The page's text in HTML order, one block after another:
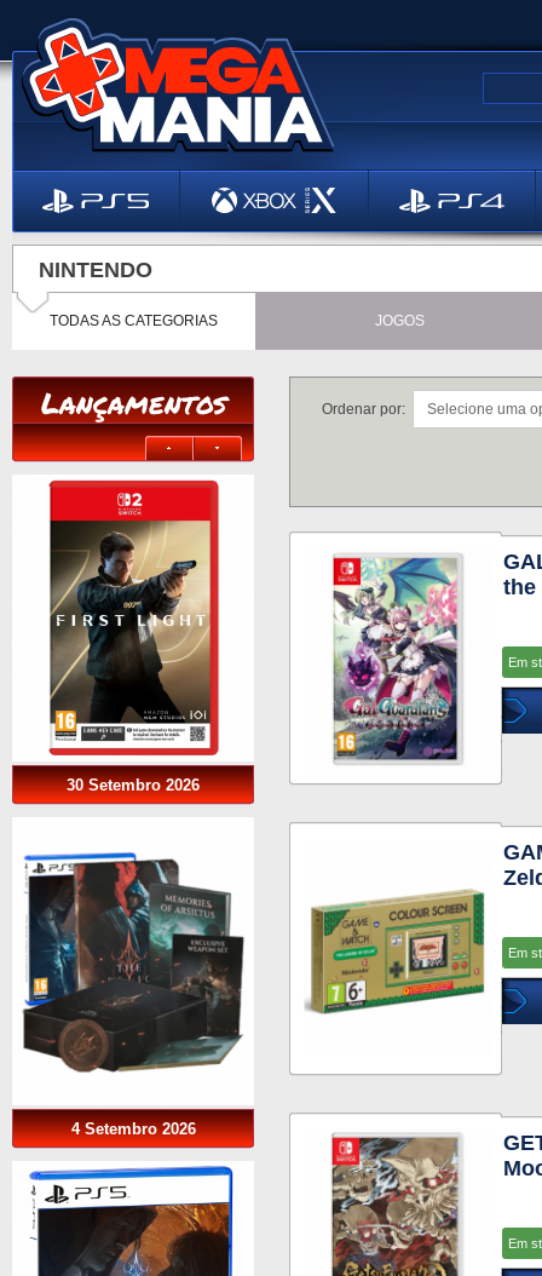
NINTENDO
TODAS AS CATEGORIAS JOGOS
Lançamentos
30 Setembro 2026
4 Setembro 2026
Ordenar por:
the
Em
Em
Em